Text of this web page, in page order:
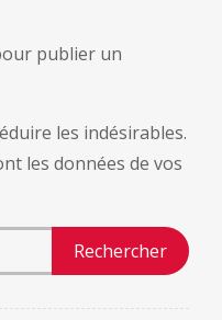
publier un
les indésirables.
les données de vos